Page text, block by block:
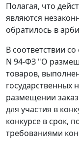
Полагая, что
являются
обратилось в
В соответствии со
N 94-ФЗ "О
товаров,
государственных
размещении
для участия в
конкурсе в срок,
требованиями